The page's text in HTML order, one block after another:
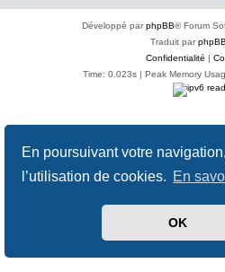
En poursuivant votre
l’utilisation de cookies. En
OK
Développé parphpBB® Forum
Traduit par
Confidentialité |
Time: 0.023s | Peak Memory